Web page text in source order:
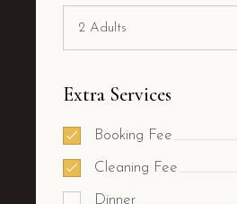
Extra Services
Booking Fee
Cleaning Fee
Dinner